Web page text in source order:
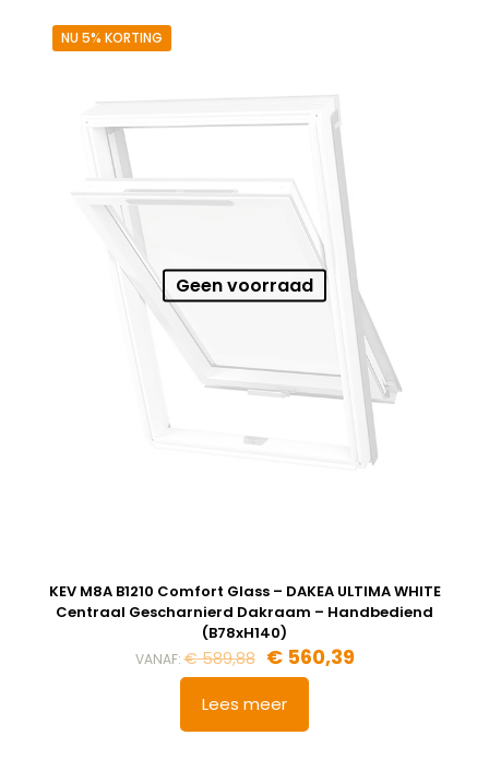
NU 5% KORTING
Geen voorraad
KEV M8A B1210 Comfort Glass – DAKEA ULTIMA WHITE
Centraal Gescharnierd Dakraam – Handbediend
(B78xH140)
VANAF:€589,88 €560,39
Lees meer